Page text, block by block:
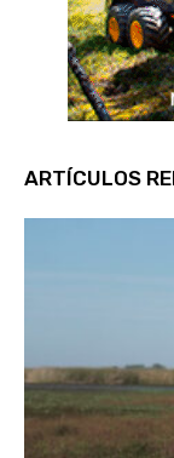
ARTÍCULOS